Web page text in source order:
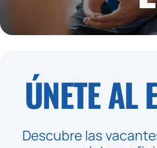
ÚNETE AL
Descubre las